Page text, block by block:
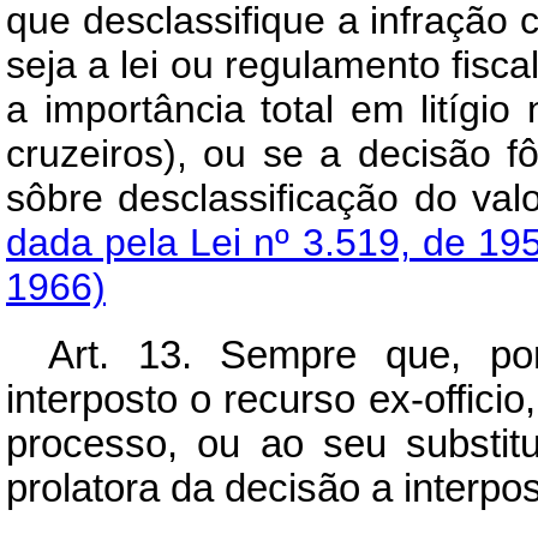
que desclassifique a infração
seja a lei ou regulamento
a importância total em litígio
cruzeiros), ou se a decisão
sôbre desclassificação
dada pela Lei nº 3.519, de
1966)
Art. 13. Sempre que,
interposto o recurso ex-
processo, ou ao seu
prolatora da decisão a